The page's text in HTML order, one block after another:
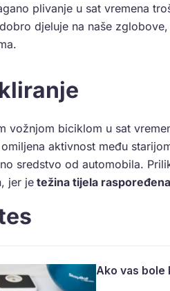
plivanje u sat vremena
djeluje na naše
vožnjom biciklom u sat
aktivnost među
sredstvo od automobila.
jer jetežina tijela raspoređena
Ako vas bole